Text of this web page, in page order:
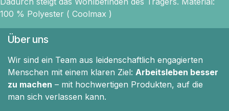
100 % Polyester ( Coolmax )
Über uns
Wir sind ein Team aus leidenschaftlich engagierten
Menschen mit einem klaren Ziel: Arbeitsleben besser
zu machen – mit hochwertigen Produkten, auf die
man sich verlassen kann.